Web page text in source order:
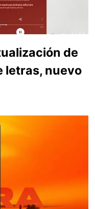
de
letras, nuevo